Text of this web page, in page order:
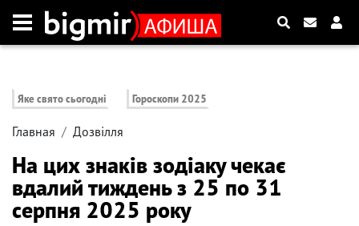
Яке свято сьогодні Гороскопи 2025
Главная Дозвілля
На цих знаків зодіаку чекає
вдалий тиждень з 25 по 31
серпня 2025 року